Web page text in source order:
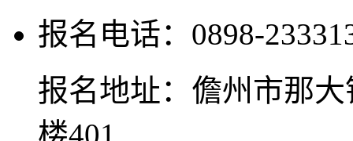
报名电话：0898-
报名地址：儋州市那